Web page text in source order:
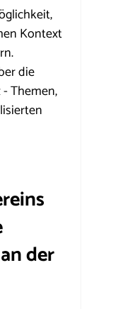
Kontext
die
Themen,
der